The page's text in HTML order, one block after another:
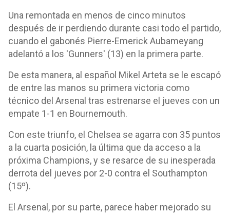
Una remontada en menos de cinco minutos
después de ir perdiendo durante casi todo el partido,
cuando el gabonés Pierre-Emerick Aubameyang
adelantó a los 'Gunners' (13) en la primera parte.
De esta manera, al español Mikel Arteta se le escapó
de entre las manos su primera victoria como
técnico del Arsenal tras estrenarse el jueves con un
empate 1-1 en Bournemouth.
Con este triunfo, el Chelsea se agarra con 35 puntos
a la cuarta posición, la última que da acceso a la
próxima Champions, y se resarce de su inesperada
derrota del jueves por 2-0 contra el Southampton
(15º).
El Arsenal, por su parte, parece haber mejorado su